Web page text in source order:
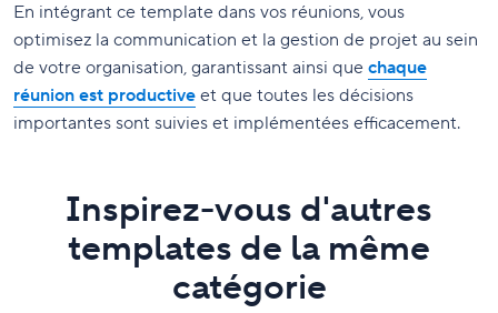
En intégrant ce template dans vos réunions, vous
optimisez la communication et la gestion de projet au sein
de votre organisation, garantissant ainsi que chaque
réunion est productive et que toutes les décisions
importantes sont suivies et implémentées efficacement.
Inspirez-vous d'autres
templates de la même
catégorie